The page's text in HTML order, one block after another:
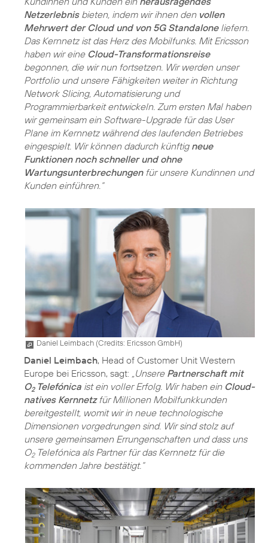
Netzerlebnisbieten, indem wir ihnen den vollen
Mehrwert der Cloud und von 5G Standaloneliefern.
Das Kernnetz ist das Herz des Mobilfunks. Mit Ericsson
haben wir eine Cloud-Transformationsreise
begonnen, die wir nun fortsetzen. Wir werden unser
Portfolio und unsere Fähigkeiten weiter in Richtung
Network Slicing, Automatisierung und
Programmierbarkeit entwickeln. Zum ersten Mal haben
wir gemeinsam ein Software-Upgrade für das User
Plane im Kernnetz während des laufenden Betriebes
eingespielt. Wir können dadurch künftig neue
Funktionen noch schneller und ohne
Wartungsunterbrechungenfür unsere Kundinnen und
Kunden einführen.“
Daniel Leimbach (Credits: Ericsson GmbH)
Daniel Leimbach, Head of Customer Unit Western
Europe bei Ericsson, sagt: „Unsere Partnerschaft mit
O2Telefónica ist ein voller Erfolg. Wir haben ein Cloud-
natives Kernnetzfür Millionen Mobilfunkkunden
bereitgestellt, womit wir in neue technologische
Dimensionen vorgedrungen sind. Wir sind stolz auf
unsere gemeinsamen Errungenschaften und dass uns
O2Telefónica als Partner für das Kernnetz für die
kommenden Jahre bestätigt.“